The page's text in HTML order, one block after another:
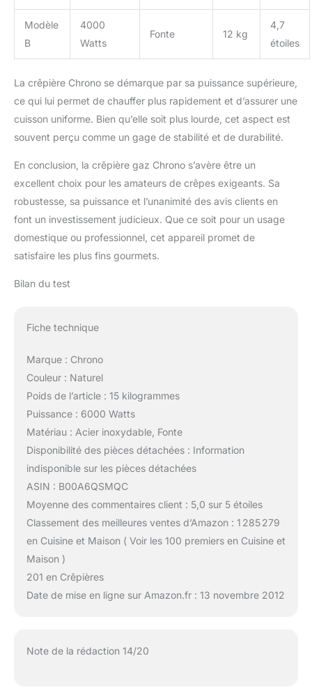
Modèle
B
4000
Watts
Fonte 12 kg
4,7
étoiles
La crêpière Chrono se démarque par sa puissance supérieure,
ce qui lui permet de chauffer plus rapidement et d’assurer une
cuisson uniforme. Bien qu’elle soit plus lourde, cet aspect est
souvent perçu comme un gage de stabilité et de durabilité.
En conclusion, la crêpière gaz Chrono s’avère être un
excellent choix pour les amateurs de crêpes exigeants. Sa
robustesse, sa puissance et l’unanimité des avis clients en
font un investissement judicieux. Que ce soit pour un usage
domestique ou professionnel, cet appareil promet de
satisfaire les plus fins gourmets.
Bilan du test
Fiche technique
Marque : Chrono
Couleur : Naturel
Poids de l’article : 15 kilogrammes
Puissance : 6000 Watts
Matériau : Acier inoxydable, Fonte
Disponibilité des pièces détachées : Information
indisponible sur les pièces détachées
ASIN : B00A6QSMQC
Moyenne des commentaires client : 5,0 sur 5 étoiles
Classement des meilleures ventes d’Amazon : 1 285 279
en Cuisine et Maison ( Voir les 100 premiers en Cuisine et
Maison )
201 en Crêpières
Date de mise en ligne sur Amazon.fr : 13 novembre 2012
Note de la rédaction 14/20